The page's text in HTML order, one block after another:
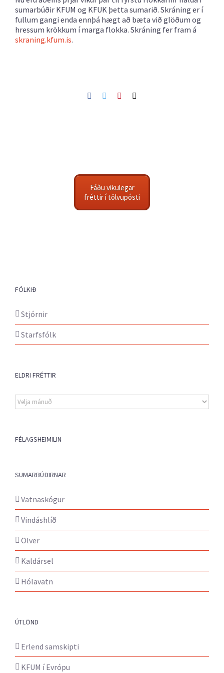
sumarbúðir KFUM og KFUK þetta sumarið. Skráning er í
fullum gangi enda ennþá hægt að bæta við glöðum og
hressum krökkum í marga flokka. Skráning fer fram á
skraning.kfum.is.
Facebook
TwitterPinterest
Fáðu vikulegar
fréttir í tölvupósti
FÓLKIÐ
Stjórnir
Starfsfólk
ELDRI FRÉTTIR
Eldri
fréttir
FÉLAGSHEIMILIN
SUMARBÚÐIRNAR
Vatnaskógur
Vindáshlíð
Ölver
Kaldársel
Hólavatn
ÚTLÖND
Erlend samskipti
KFUM í Evrópu